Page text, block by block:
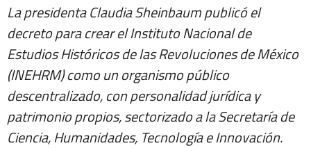
La presidenta Claudia Sheinbaum publicó el
decreto para crear el Instituto Nacional de
Estudios Históricos de las Revoluciones de México
(INEHRM) como un organismo público
descentralizado, con personalidad jurídica y
patrimonio propios, sectorizado a la Secretaría de
Ciencia, Humanidades, Tecnología e Innovación.